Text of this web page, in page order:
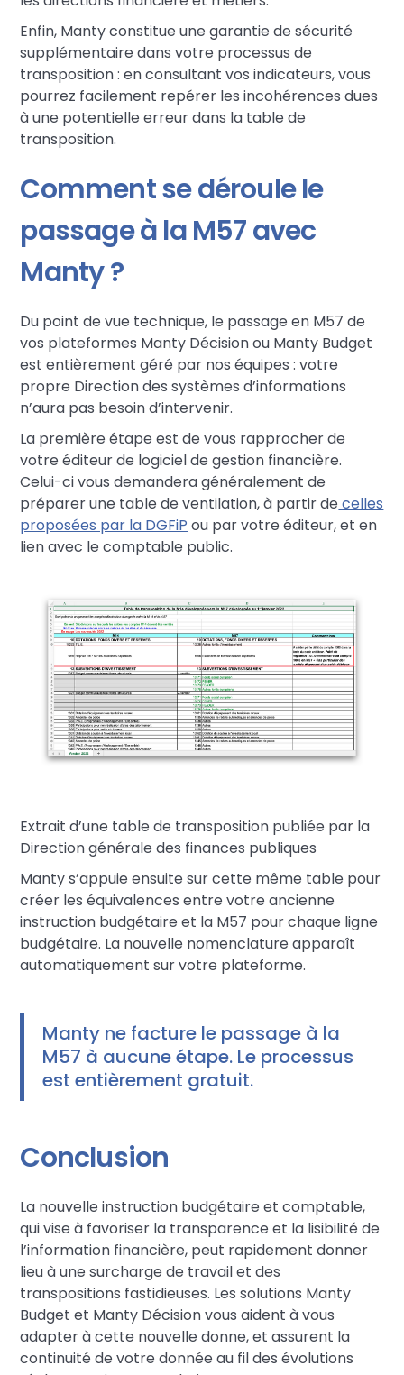
Enfin, Manty constitue une garantie de sécurité
supplémentaire dans votre processus de
transposition : en consultant vos indicateurs, vous
pourrez facilement repérer les incohérences dues
à une potentielle erreur dans la table de
transposition.
Comment se déroule le
passage à la M57 avec
Manty ?
Du point de vue technique, le passage en M57 de
vos plateformes Manty Décision ou Manty Budget
est entièrement géré par nos équipes : votre
propre Direction des systèmes d’informations
n’aura pas besoin d’intervenir.
La première étape est de vous rapprocher de
votre éditeur de logiciel de gestion financière.
Celui-ci vous demandera généralement de
préparer une table de ventilation, à partir de celles
proposées par la DGFiP ou par votre éditeur, et en
lien avec le comptable public.
Extrait d’une table de transposition publiée par la
Direction générale des finances publiques
Manty s’appuie ensuite sur cette même table pour
créer les équivalences entre votre ancienne
instruction budgétaire et la M57 pour chaque ligne
budgétaire. La nouvelle nomenclature apparaît
automatiquement sur votre plateforme.
Manty ne facture le passage à la
M57 à aucune étape. Le processus
est entièrement gratuit.
Conclusion
La nouvelle instruction budgétaire et comptable,
qui vise à favoriser la transparence et la lisibilité de
l’information financière, peut rapidement donner
lieu à une surcharge de travail et des
transpositions fastidieuses. Les solutions Manty
Budget et Manty Décision vous aident à vous
adapter à cette nouvelle donne, et assurent la
continuité de votre donnée au fil des évolutions